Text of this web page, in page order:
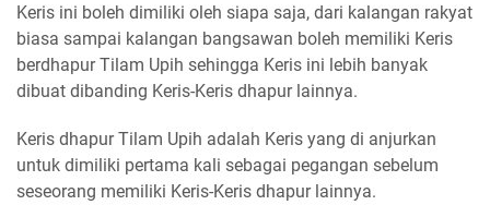
Keris ini boleh dimiliki oleh siapa saja, dari kalangan rakyat
biasa sampai kalangan bangsawan boleh memiliki Keris
berdhapur Tilam Upih sehingga Keris ini lebih banyak
dibuat dibanding Keris-Keris dhapur lainnya.
Keris dhapur Tilam Upih adalah Keris yang di anjurkan
untuk dimiliki pertama kali sebagai pegangan sebelum
seseorang memiliki Keris-Keris dhapur lainnya.